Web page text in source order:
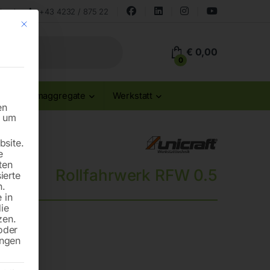
+43 4232 / 875 22
0
€ 0,00
Stromaggregate Werkstatt
Rollfahrwerk RFW 0.5
Mit diesem Button wird der Dialog geschlossen. Seine Funktionalität ist
in